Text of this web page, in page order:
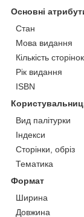
Основні
Стан
Мова видання
Кількість сторінок
Рік видання
ISBN
Вид палітурки
Індекси
Сторінки, обріз
Тематика
Формат
Ширина
Довжина